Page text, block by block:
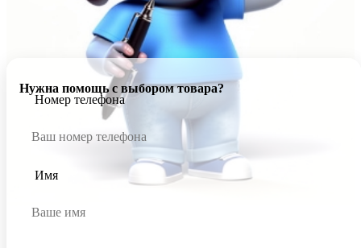
Нужна помощь с выбором товара?
Номер телефона
Имя